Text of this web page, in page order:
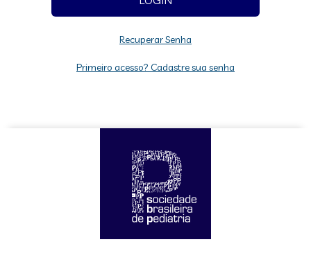
Recuperar Senha
Primeiro acesso? Cadastre sua senha